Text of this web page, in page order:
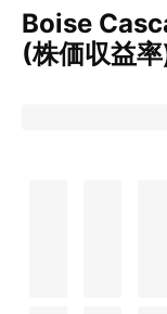
Boise
(株価収益